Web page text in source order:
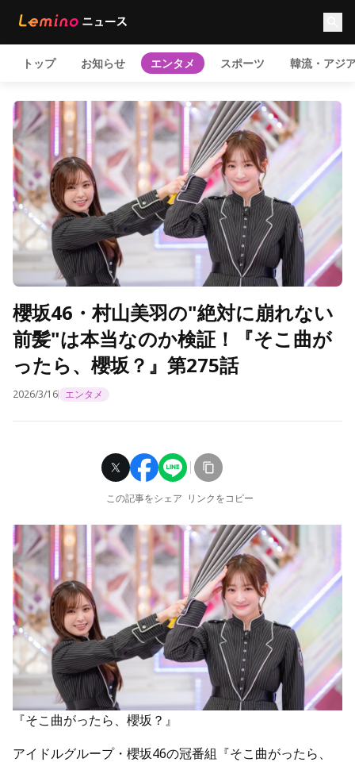
トップ お知らせ エンタメ スポーツ 韓流・アジ
櫻坂46・村山美羽の"絶対に崩れない
前髪"は本当なのか検証！『そこ曲が
ったら、櫻坂？』第275話
2026/3/16 エンタメ
この記事をシェア リンクをコピー
『そこ曲がったら、櫻坂？』
アイドルグループ・櫻坂46の冠番組『そこ曲がったら、